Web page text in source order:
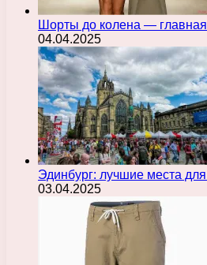
Шорты до колена — главная
04.04.2025
Эдинбург: лучшие места
03.04.2025